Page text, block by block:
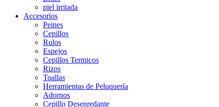
piel irritada
Accesorios
Peines
Cepillos
Rulos
Espejos
Cepillos Termicos
Rizos
Toallas
Herramientas de Peluquería
Adornos
Cepillo Desenredante